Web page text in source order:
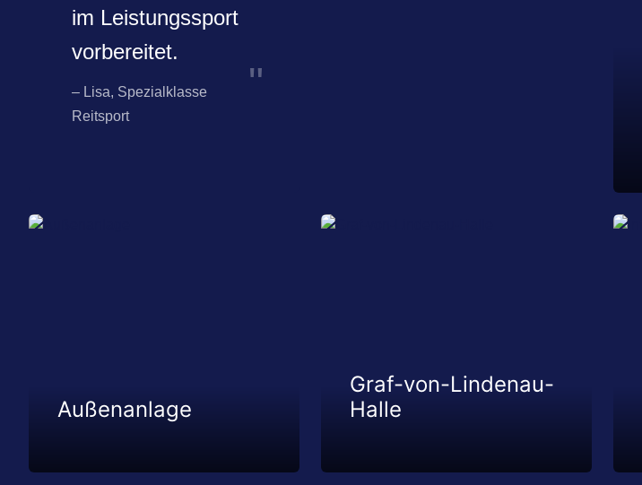
im Leistungssport
vorbereitet.
– Lisa, Spezialklasse
Reitsport
Außenanlage
Graf-von-Lindenau-
Halle